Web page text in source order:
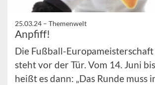
25.03.24 – Themenwelt
Anpfiff!
Die Fußball-
steht vor der Tür. Vom 14. Juni
heißt es dann: „Das Runde muss